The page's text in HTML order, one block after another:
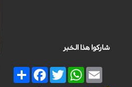
شاركوا هذا الخبر
Share
FacebookTwitter
WhatsAppEmail